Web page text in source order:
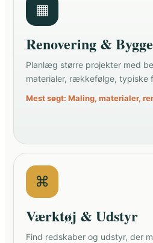
▦
Renovering &
Planlæg større projekter med
materialer, rækkefølge, typiske
Mest søgt: Maling, materialer,
⌘
Værktøj & Udstyr
Find redskaber og udstyr, der